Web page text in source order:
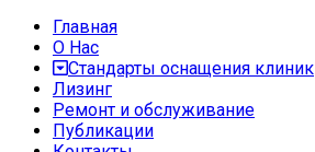
Главная
О Нас
Стандарты оснащения клиник
Лизинг
Ремонт и обслуживание
Публикации